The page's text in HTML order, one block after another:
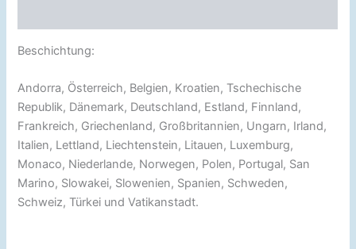
Beschichtung:
Andorra, Österreich, Belgien, Kroatien, Tschechische
Republik, Dänemark, Deutschland, Estland, Finnland,
Frankreich, Griechenland, Großbritannien, Ungarn, Irland,
Italien, Lettland, Liechtenstein, Litauen, Luxemburg,
Monaco, Niederlande, Norwegen, Polen, Portugal, San
Marino, Slowakei, Slowenien, Spanien, Schweden,
Schweiz, Türkei und Vatikanstadt.